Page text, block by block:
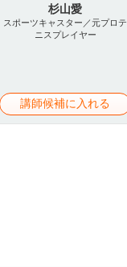
杉山愛
スポーツキャスター／元プロテ
ニスプレイヤー
講師候補に入れる